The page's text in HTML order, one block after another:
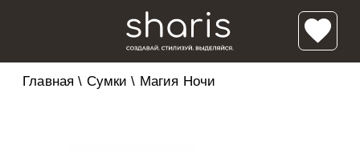
Главная \ Сумки \ Магия Ночи